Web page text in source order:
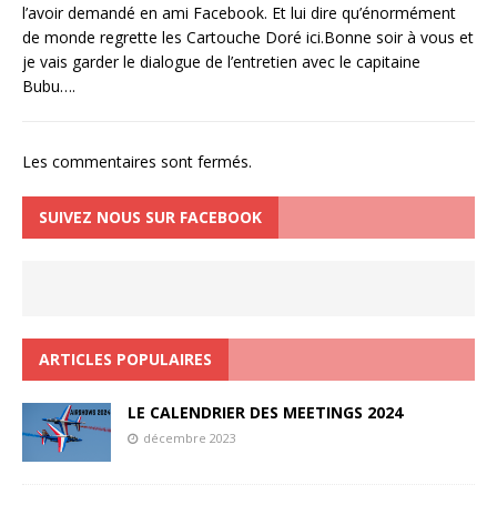
l’avoir demandé en ami Facebook. Et lui dire qu’énormément
de monde regrette les Cartouche Doré ici.Bonne soir à vous et
je vais garder le dialogue de l’entretien avec le capitaine
Bubu….
Les commentaires sont fermés.
SUIVEZ NOUS SUR FACEBOOK
ARTICLES POPULAIRES
LE CALENDRIER DES MEETINGS 2024
décembre 2023